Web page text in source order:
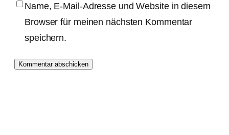
Name, E-Mail-Adresse und Website in diesem
Browser für meinen nächsten Kommentar
speichern.